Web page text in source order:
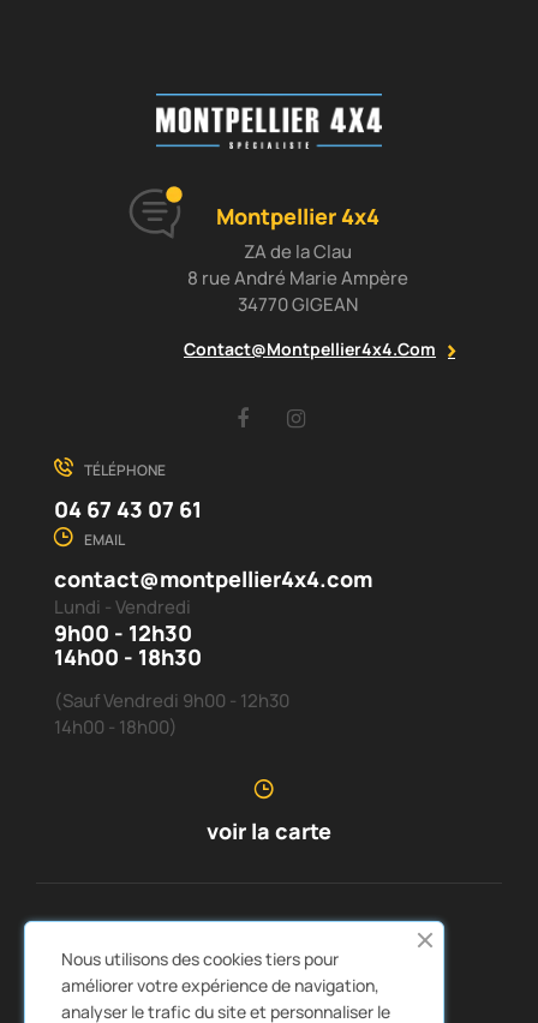
Montpellier 4x4
ZA de la Clau
8 rue André Marie Ampère
34770 GIGEAN
Contact@montpellier4x4.com
Facebook
TÉLÉPHONE
04 67 43 07 61
EMAIL
contact@montpellier4x4.com
Lundi - Vendredi
9h00 - 12h30
14h00 - 18h30
(Sauf Vendredi 9h00 - 12h30
14h00 - 18h00)
voir la carte

LIENS RAPIDES  CATALOGUES
Nous utilisons des cookies tiers pour
améliorer votre expérience de navigation,
analyser le trafic du site et personnaliser le